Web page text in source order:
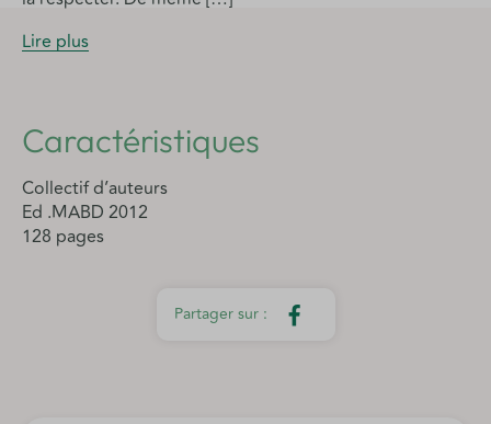
Lire plus
Caractéristiques
Collectif d’auteurs
Ed .MABD 2012
128 pages